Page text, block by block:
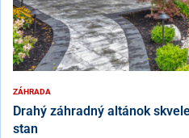
ZÁHRADA
Drahý záhradný altánok
stan